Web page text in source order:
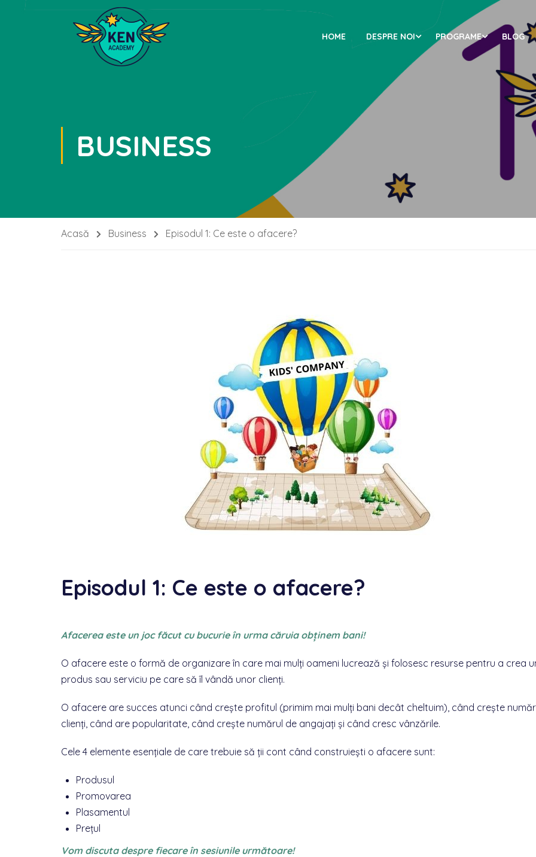
HOME DESPRE NOI PROGRAME BLOG
BUSINESS
Acasă Business Episodul 1: Ce este o afacere?
Episodul 1: Ce este o afacere?
Afacerea este un joc făcut cu bucurie în urma căruia obţinem bani!
O afacere este o formă de organizare în care mai mulţi oameni lucrează şi folosesc resurse pentru a crea
produs sau serviciu pe care să îl vândă unor clienţi.
O afacere are succes atunci când crește profitul (primim mai mulţi bani decât cheltuim), când crește
clienți, când are popularitate, când crește numărul de angajați și când cresc vânzările.
Cele 4 elemente esențiale de care trebuie să ții cont când construiești o afacere sunt:
Produsul
Promovarea
Plasamentul
Prețul
Vom discuta despre fiecare în sesiunile următoare!